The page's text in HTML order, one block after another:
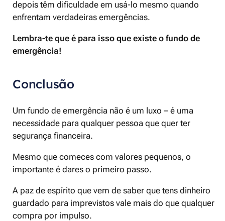
depois têm dificuldade em usá-lo mesmo quando
enfrentam verdadeiras emergências.
Lembra-te que é para isso que existe o fundo de
emergência!
Conclusão
Um fundo de emergência não é um luxo – é uma
necessidade para qualquer pessoa que quer ter
segurança financeira.
Mesmo que comeces com valores pequenos, o
importante é dares o primeiro passo.
A paz de espírito que vem de saber que tens dinheiro
guardado para imprevistos vale mais do que qualquer
compra por impulso.